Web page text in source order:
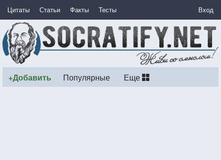
Цитаты Статьи Факты Тесты Вход
+Добавить Популярные Еще